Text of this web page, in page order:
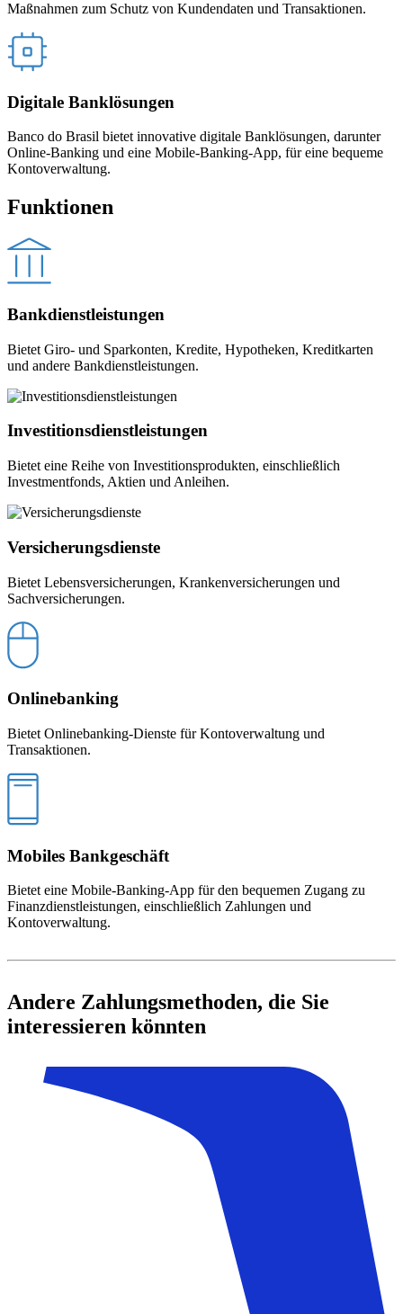
Maßnahmen zum Schutz von Kundendaten und Transaktionen.
Digitale Banklösungen
Banco do Brasil bietet innovative digitale Banklösungen, darunter
Online-Banking und eine Mobile-Banking-App, für eine bequeme
Kontoverwaltung.
Funktionen
Bankdienstleistungen
Bietet Giro- und Sparkonten, Kredite, Hypotheken, Kreditkarten
und andere Bankdienstleistungen.
Investitionsdienstleistungen
Bietet eine Reihe von Investitionsprodukten, einschließlich
Investmentfonds, Aktien und Anleihen.
Versicherungsdienste
Bietet Lebensversicherungen, Krankenversicherungen und
Sachversicherungen.
Onlinebanking
Bietet Onlinebanking-Dienste für Kontoverwaltung und
Transaktionen.
Mobiles Bankgeschäft
Bietet eine Mobile-Banking-App für den bequemen Zugang zu
Finanzdienstleistungen, einschließlich Zahlungen und
Kontoverwaltung.
Andere Zahlungsmethoden, die Sie
interessieren könnten